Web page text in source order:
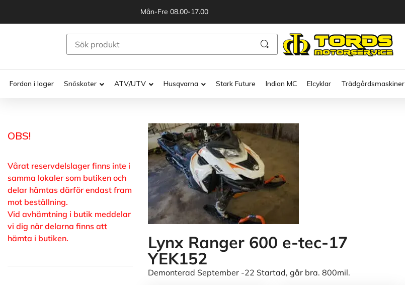
Mån-Fre 08.00-17.00
Fordon i lager Snöskoter ATV/UTV Husqvarna Stark Future Indian MC Elcyklar Trädgårdsmaskiner
OBS!
Vårat reservdelslager finns inte i
samma lokaler som butiken och
delar hämtas därför endast fram
mot beställning.
Vid avhämtning i butik meddelar
vi dig när delarna finns att
hämta i butiken.
Lynx Ranger 600 e-tec-17
YEK152
Demonterad September -22 Startad, går bra. 800mil.